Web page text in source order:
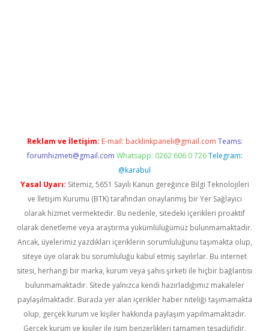
Reklam ve İletişim: E-mail: backlinkpaneli@gmail.com Teams:
forumhizmeti@gmail.com Whatsapp: 0262 606 0 726 Telegram:
@karabul
Yasal Uyarı: Sitemiz, 5651 Sayılı Kanun gereğince Bilgi Teknolojileri
ve İletişim Kurumu (BTK) tarafından onaylanmış bir Yer Sağlayıcı
olarak hizmet vermektedir. Bu nedenle, sitedeki içerikleri proaktif
olarak denetleme veya araştırma yükümlülüğümüz bulunmamaktadır.
Ancak, üyelerimiz yazdıkları içeriklerin sorumluluğunu taşımakta olup,
siteye üye olarak bu sorumluluğu kabul etmiş sayılırlar. Bu internet
sitesi, herhangi bir marka, kurum veya şahıs şirketi ile hiçbir bağlantısı
bulunmamaktadır. Sitede yalnızca kendi hazırladığımız makaleler
paylaşılmaktadır. Burada yer alan içerikler haber niteliği taşımamakta
olup, gerçek kurum ve kişiler hakkında paylaşım yapılmamaktadır.
Gerçek kurum ve kişiler ile isim benzerlikleri tamamen tesadüfidir.